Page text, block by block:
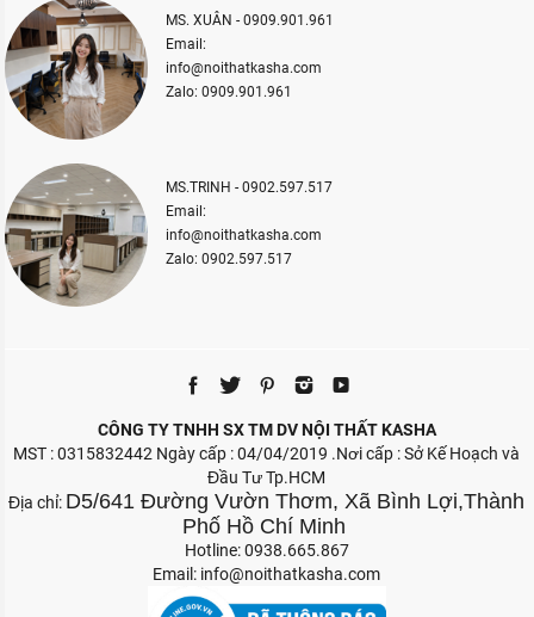
MS. XUÂN - 0909.901.961
Email:
info@noithatkasha.com
Zalo: 0909.901.961
MS.TRINH - 0902.597.517
Email:
info@noithatkasha.com
Zalo: 0902.597.517
CÔNG TY TNHH SX TM DV NỘI THẤT KASHA
MST : 0315832442 Ngày cấp : 04/04/2019 .Nơi cấp : Sở Kế Hoạch và
Đầu Tư Tp.HCM
Địa chỉ: D5/641 Đường Vườn Thơm, Xã Bình Lợi,Thành
Phố Hồ Chí Minh
Hotline: 0938.665.867
Email: info@noithatkasha.com